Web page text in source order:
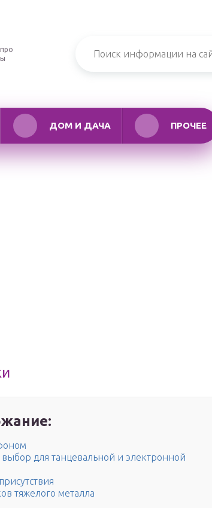
ДОМ И ДАЧА ПРОЧЕЕ
для танцевальной и электронной
тяжелого металла